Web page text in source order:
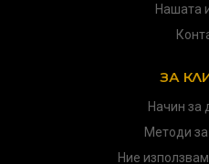
Нашата
ЗА
Начин за
Методи
Ние